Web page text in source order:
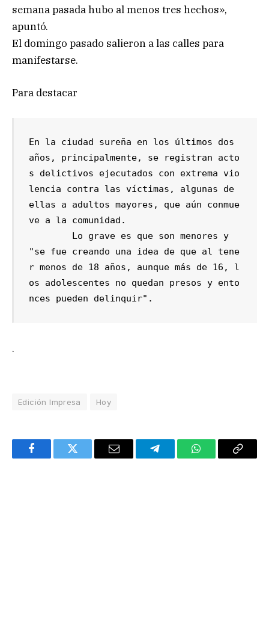
semana pasada hubo al menos tres hechos»,
apuntó.
El domingo pasado salieron a las calles para
manifestarse.
Para destacar
En la ciudad sureña en los últimos dos
años, principalmente, se registran acto
s delictivos ejecutados con extrema vio
lencia contra las víctimas, algunas de
ellas a adultos mayores, que aún conmue
ve a la comunidad.
"se fue creando una idea de que al tene
r menos de 18 años, aunque más de 16, l
os adolescentes no quedan presos y ento
.
Edición Impresa Hoy
FacebookTwitter Email TelegramWhatsAppCopy